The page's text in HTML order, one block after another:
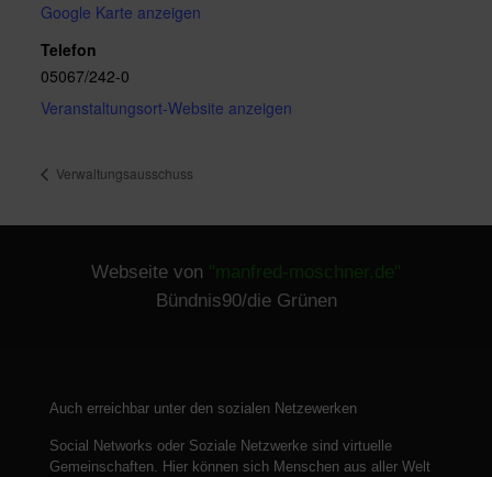
Google Karte anzeigen
Telefon
05067/242-0
Veranstaltungsort-Website anzeigen
Verwaltungsausschuss
Webseite von "manfred-moschner.de"
Bündnis90/die Grünen
Auch erreichbar unter den sozialen Netzewerken
Social Networks oder Soziale Netzwerke sind virtuelle
Gemeinschaften.
Hier können sich Menschen aus aller Welt